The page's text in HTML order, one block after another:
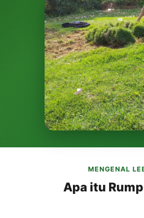
MENGENAL
Apa itu